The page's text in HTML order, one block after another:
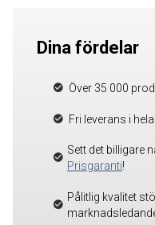
Dina fördelar
Över 35 000
Fri leverans i
Sett det billigare
Prisgaranti!
Pålitlig kvalitet